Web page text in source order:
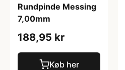
Rundpinde Messing
7,00mm
188,95 kr
Køb her